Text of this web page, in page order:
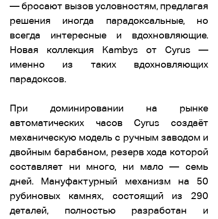
— бросают вызов условностям, предлагая
решения иногда парадоксальные, но
всегда интересные и вдохновляющие.
Новая коллекция Kambys от Cyrus —
именно из таких вдохновляющих
парадоксов.
При доминировании на рынке
автоматических часов Cyrus создаёт
механическую модель с ручным заводом и
двойным барабаном, резерв хода которой
составляет ни много, ни мало — семь
дней. Мануфактурный механизм на 50
рубиновых камнях, состоящий из 290
деталей, полностью разработан и